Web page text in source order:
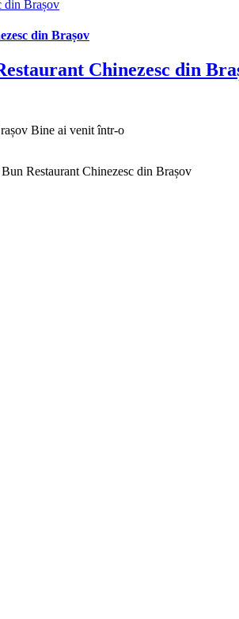
din Brașov
din Brașov
Chinezesc din
Bine ai venit într-o
Restaurant Chinezesc din Brașov